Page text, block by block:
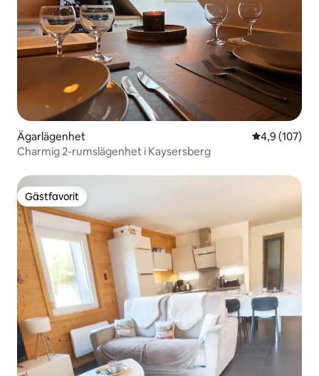
Ägarlägenhet 4,9 av 5 i
4,9 (107)
Charmig 2-rumslägenhet i Kaysersberg
Gästfavorit
Gästfavorit